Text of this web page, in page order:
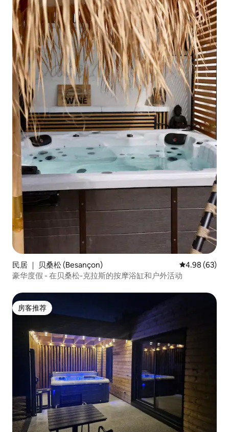
民居 ｜ 贝桑松 (Besançon) 平均评分 4.98
4.98 (63)
豪华度假 - 在贝桑松-克拉斯的按摩浴缸和户外活动
房客推荐
房客推荐